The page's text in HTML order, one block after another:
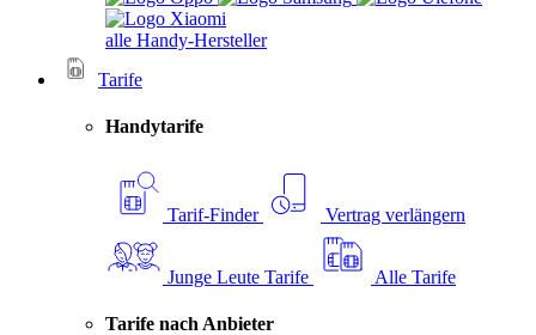
alle Handy-Hersteller
Tarife
Handytarife
Tarif-Finder Vertrag verlängern
Junge Leute Tarife Alle Tarife
Tarife nach Anbieter